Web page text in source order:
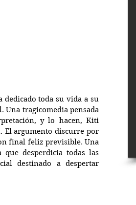
toda su vida a su
tragicomedia pensada
y lo hacen, Kiti
El argumento discurre por
final feliz previsible. Una
desperdicia todas las
destinado a despertar